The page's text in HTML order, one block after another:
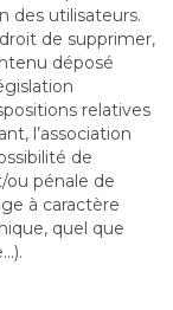
des utilisateurs.
de supprimer,
déposé
relatives
l’association
de
ou pénale de
à caractère
quel que